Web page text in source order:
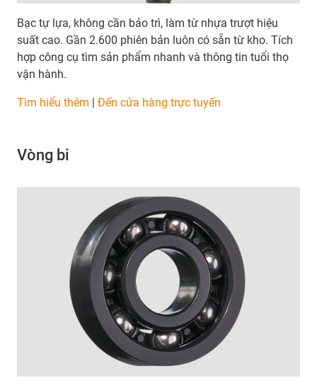
Bạc tự lựa, không cần bảo trì, làm từ nhựa trượt hiệu
suất cao. Gần 2.600 phiên bản luôn có sẵn từ kho. Tích
hợp công cụ tìm sản phẩm nhanh và thông tin tuổi thọ
vận hành.
Tìm hiểu thêm | Đến cửa hàng trực tuyến
Vòng bi